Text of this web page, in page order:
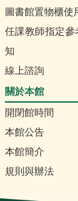
圖書館置物櫃使
任課教師指定參
知
線上諮詢
關於本館
開閉館時間
本館公告
本館簡介
規則與辦法